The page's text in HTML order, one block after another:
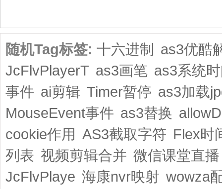
随机Tag标签: 十六进制
as3优酷
JcFlvPlayerT as3画笔 as3系统
事件 ai剪辑 Timer暂停 as3加载
MouseEvent事件 as3替换
cookie作用 AS3截取字符 Flex时
列表 视频剪辑合并 微信课堂直播
JcFlvPlaye 海康nvr映射 wowza